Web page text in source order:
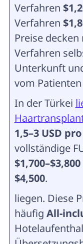
Verfahren
Verfahren
Preise
Verfahren
Unterkunft
vom
In der Türkei
1,5–3 USD
vollständige
$1,700–$3,800
$4,500.
liegen. Diese
häufig All-